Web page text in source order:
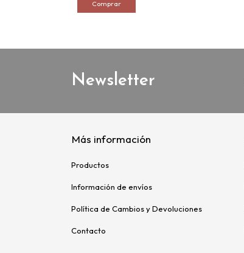
Newsletter
Más información
Productos
Información de envíos
Política de Cambios y Devoluciones
Contacto